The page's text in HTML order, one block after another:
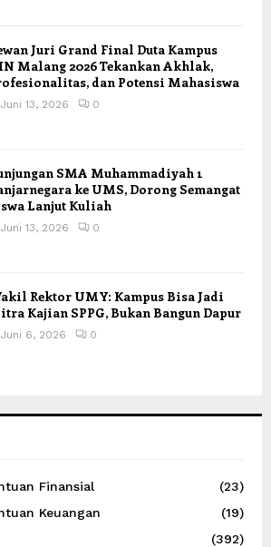
Juri Grand Final Duta Kampus
Malang 2026 Tekankan Akhlak,
dan Potensi Mahasiswa
Juni 13, 2026 0
SMA Muhammadiyah 1
ke UMS, Dorong Semangat
Lanjut Kuliah
Juni 13, 2026 0
Rektor UMY: Kampus Bisa Jadi
Kajian SPPG, Bukan Bangun Dapur
Juni 6, 2026 0
Finansial
(23)
Keuangan
(19)
(392)